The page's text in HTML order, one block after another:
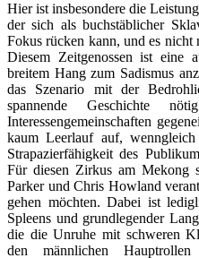
Hier ist insbesondere die
der sich als buchstäblicher
Fokus rücken kann, und es nicht
Diesem Zeitgenossen ist eine
breitem Hang zum Sadismus
das Szenario mit der
spannende Geschichte
Interessengemeinschaften
kaum Leerlauf auf,
Strapazierfähigkeit des
Für diesen Zirkus am Mekong
Parker und Chris Howland
gehen möchten. Dabei ist
Spleens und grundlegender
die die Unruhe mit schweren
den männlichen